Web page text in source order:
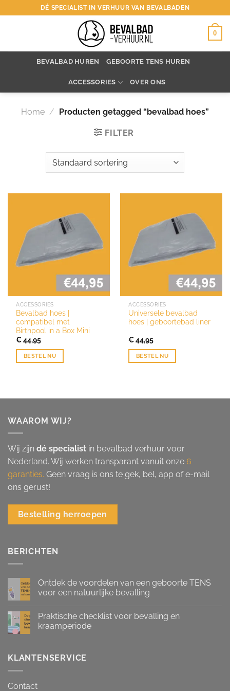
naar
DÉ SPECIALIST IN VERHUUR VAN BEVALBADEN
0
BEVALBAD HUREN GEBOORTE TENS HUREN
ACCESSORIES OVER ONS
Home / Producten getagged “bevalbad hoes”
FILTER
ACCESSORIES
Bevalbad hoes |
compatibel met
Birthpool in a Box Mini
€44,95
BESTEL NU
ACCESSORIES
Universele bevalbad
hoes | geboortebad liner
€44,95
BESTEL NU
WAAROM WIJ?
Wij zijn dé specialist in bevalbad verhuur voor
Nederland. Wij werken transparant vanuit onze 6
garanties. Geen vraag is ons te gek, bel, app of e-mail
ons gerust!
Bestelling herroepen
BERICHTEN
Ontdek de voordelen van een geboorte TENS
voor een natuurlijke bevalling
Praktische checklist voor bevalling en
kraamperiode
KLANTENSERVICE
Contact